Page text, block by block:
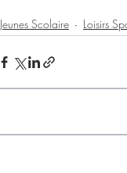
Jeunes Scolaire Loisirs